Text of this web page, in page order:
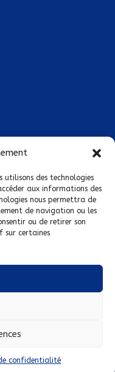
utilisons des technologies
aux informations des
nous permettra de
de navigation ou les
ou de retirer son
sur certaines
confidentialité